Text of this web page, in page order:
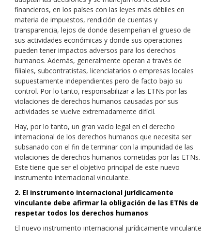
financieros, en los países con las leyes más débiles en
materia de impuestos, rendición de cuentas y
transparencia, lejos de donde desempeñan el grueso de
sus actividades económicas y donde sus operaciones
pueden tener impactos adversos para los derechos
humanos. Además, generalmente operan a través de
filiales, subcontratistas, licenciatarios o empresas locales
supuestamente independientes pero de facto bajo su
control. Por lo tanto, responsabilizar a las ETNs por las
violaciones de derechos humanos causadas por sus
actividades se vuelve extremadamente difícil.
Hay, por lo tanto, un gran vacío legal en el derecho
internacional de los derechos humanos que necesita ser
subsanado con el fin de terminar con la impunidad de las
violaciones de derechos humanos cometidas por las ETNs.
Este tiene que ser el objetivo principal de este nuevo
instrumento internacional vinculante.
2. El instrumento internacional jurídicamente
vinculante debe afirmar la obligación de las ETNs de
respetar todos los derechos humanos
El nuevo instrumento internacional jurídicamente vinculante